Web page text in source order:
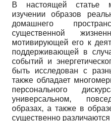
В настоящей статье
изучении образов
домашнего
существенной
мотивирующей его к
поддерживающей в
событий и
быть исследован с
также обладает
персонального
универсальном,
образах, а также в
существенно